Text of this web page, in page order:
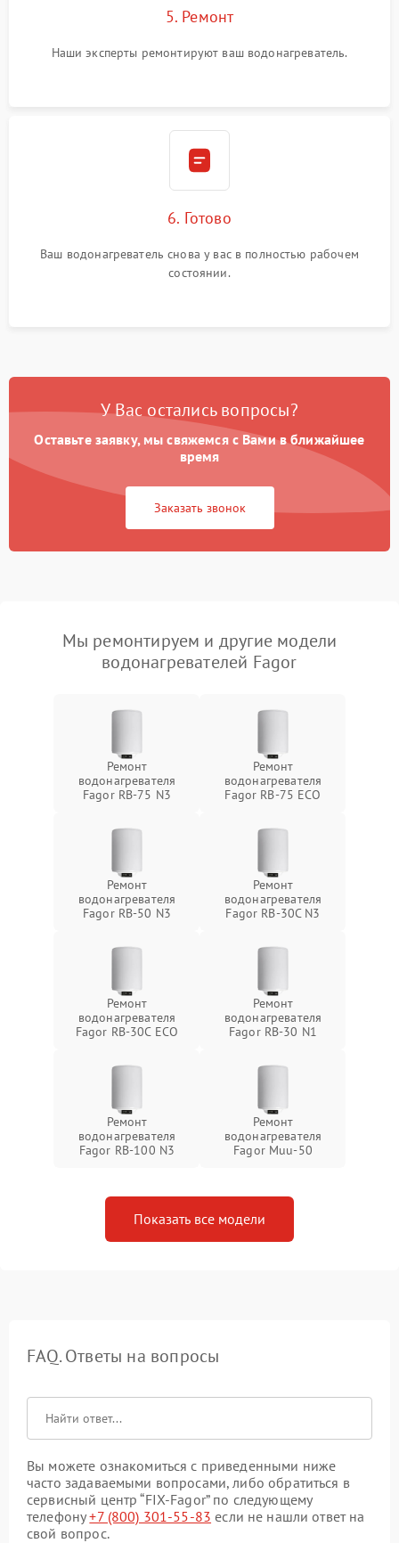
5. Ремонт
Наши эксперты ремонтируют ваш водонагреватель.
6. Готово
Ваш водонагреватель снова у вас в полностью рабочем
состоянии.
У Вас остались вопросы?
Оставьте заявку, мы свяжемся с Вами в ближайшее
время
Заказать звонок
Мы ремонтируем и другие модели
водонагревателей Fagor
Ремонт
водонагревателя
Fagor RB-75 N3
Ремонт
водонагревателя
Fagor RB-75 ECO
Ремонт
водонагревателя
Fagor RB-50 N3
Ремонт
водонагревателя
Fagor RB-30C N3
Ремонт
водонагревателя
Fagor RB-30C ECO
Ремонт
водонагревателя
Fagor RB-30 N1
Ремонт
водонагревателя
Fagor RB-100 N3
Ремонт
водонагревателя
Fagor Muu-50
Показать все модели
FAQ. Ответы на вопросы
Вы можете ознакомиться с приведенными ниже
часто задаваемыми вопросами, либо обратиться в
сервисный центр “FIX-Fagor” по следующему
телефону+7 (800) 301-55-83 если не нашли ответ на
свой вопрос.